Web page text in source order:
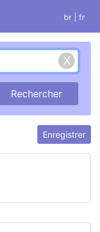
br | fr
Enregistrer